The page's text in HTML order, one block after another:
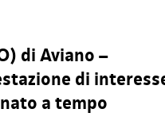
di Aviano –
di
a tempo